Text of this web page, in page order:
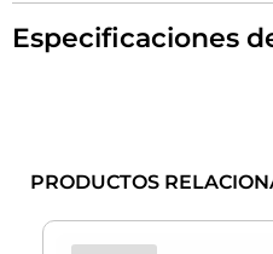
Especificaciones
PRODUCTOS